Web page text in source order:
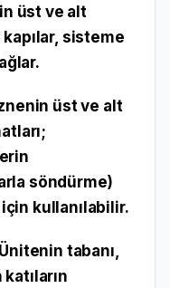
üst ve alt
sisteme
üst ve alt
söndürme)
kullanılabilir.
Ünitenin tabanı,